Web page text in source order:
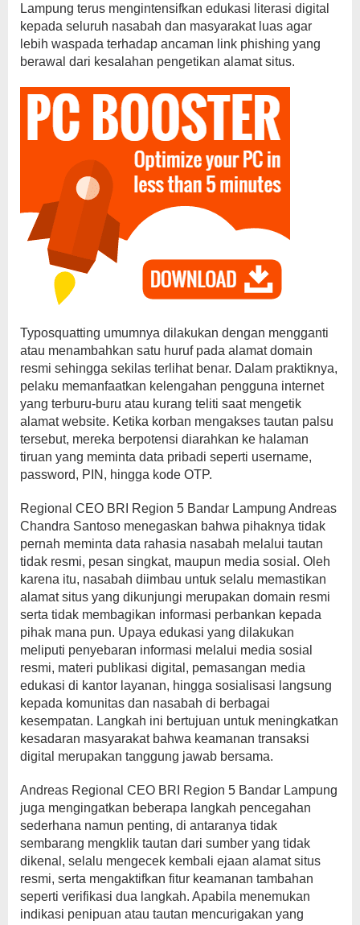
Lampung terus mengintensifkan edukasi literasi digital
kepada seluruh nasabah dan masyarakat luas agar
lebih waspada terhadap ancaman link phishing yang
berawal dari kesalahan pengetikan alamat situs.
Typosquatting umumnya dilakukan dengan mengganti
atau menambahkan satu huruf pada alamat domain
resmi sehingga sekilas terlihat benar. Dalam praktiknya,
pelaku memanfaatkan kelengahan pengguna internet
yang terburu-buru atau kurang teliti saat mengetik
alamat website. Ketika korban mengakses tautan palsu
tersebut, mereka berpotensi diarahkan ke halaman
tiruan yang meminta data pribadi seperti username,
password, PIN, hingga kode OTP.
Regional CEO BRI Region 5 Bandar Lampung Andreas
Chandra Santoso menegaskan bahwa pihaknya tidak
pernah meminta data rahasia nasabah melalui tautan
tidak resmi, pesan singkat, maupun media sosial. Oleh
karena itu, nasabah diimbau untuk selalu memastikan
alamat situs yang dikunjungi merupakan domain resmi
serta tidak membagikan informasi perbankan kepada
pihak mana pun. Upaya edukasi yang dilakukan
meliputi penyebaran informasi melalui media sosial
resmi, materi publikasi digital, pemasangan media
edukasi di kantor layanan, hingga sosialisasi langsung
kepada komunitas dan nasabah di berbagai
kesempatan. Langkah ini bertujuan untuk meningkatkan
kesadaran masyarakat bahwa keamanan transaksi
digital merupakan tanggung jawab bersama.
Andreas Regional CEO BRI Region 5 Bandar Lampung
juga mengingatkan beberapa langkah pencegahan
sederhana namun penting, di antaranya tidak
sembarang mengklik tautan dari sumber yang tidak
dikenal, selalu mengecek kembali ejaan alamat situs
resmi, serta mengaktifkan fitur keamanan tambahan
seperti verifikasi dua langkah. Apabila menemukan
indikasi penipuan atau tautan mencurigakan yang